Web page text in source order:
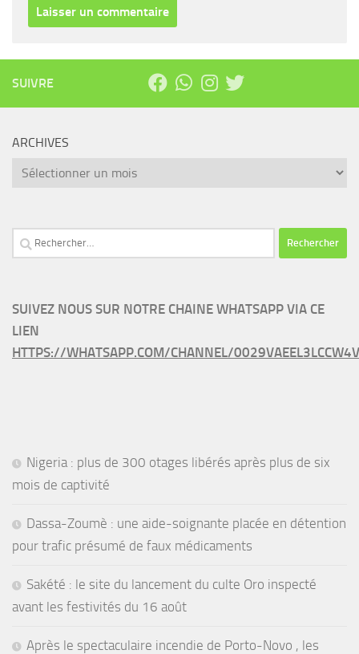
SUIVRE
ARCHIVES
Archives
Rechercher :
SUIVEZ NOUS SUR NOTRE CHAINE WHATSAPP VIA CE
LIEN
HTTPS://WHATSAPP.COM/CHANNEL/
Nigeria : plus de 300 otages libérés après plus de six
mois de captivité
Dassa-Zoumè : une aide-soignante placée en détention
pour trafic présumé de faux médicaments
Sakété : le site du lancement du culte Oro inspecté
avant les festivités du 16 août
Après le spectaculaire incendie de Porto-Novo , les